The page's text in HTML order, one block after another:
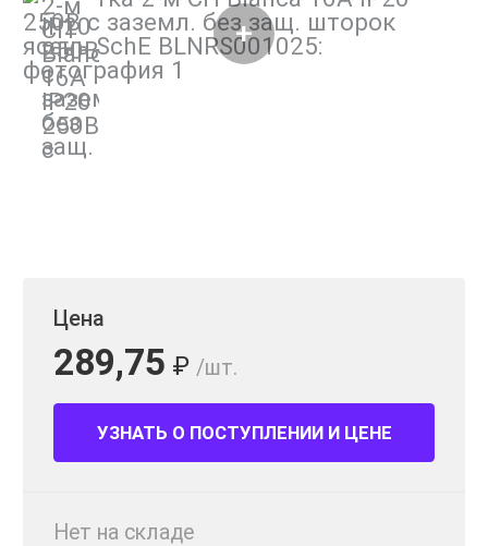
Цена
289,75 ₽ /шт.
УЗНАТЬ О ПОСТУПЛЕНИИ И ЦЕНЕ
Нет на складе